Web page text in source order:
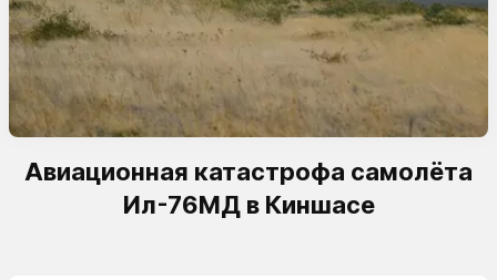
Авиационная катастрофа самолёта
Ил-76МД в Киншасе